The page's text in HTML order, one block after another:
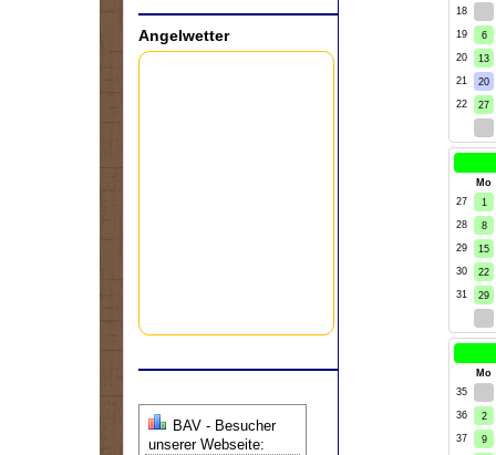
Angelwetter
BAV - Besucher
unserer Webseite:
18
19 6
20 13
21 20
22 27
Mo
27
1
28 8
29 15
30 22
31 29
Mo
35
36 2
37 9